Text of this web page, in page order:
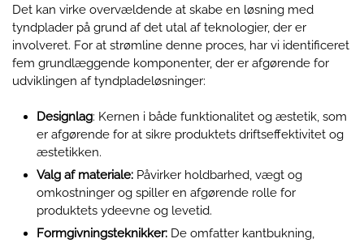
Det kan virke overvældende at skabe en løsning med
tyndplader på grund af det utal af teknologier, der er
involveret. For at strømline denne proces, har vi identificeret
fem grundlæggende komponenter, der er afgørende for
udviklingen af tyndpladeløsninger:
Designlag: Kernen i både funktionalitet og æstetik, som
er afgørende for at sikre produktets driftseffektivitet og
æstetikken.
Valg af materiale: Påvirker holdbarhed, vægt og
omkostninger og spiller en afgørende rolle for
produktets ydeevne og levetid.
Formgivningsteknikker: De omfatter kantbukning,